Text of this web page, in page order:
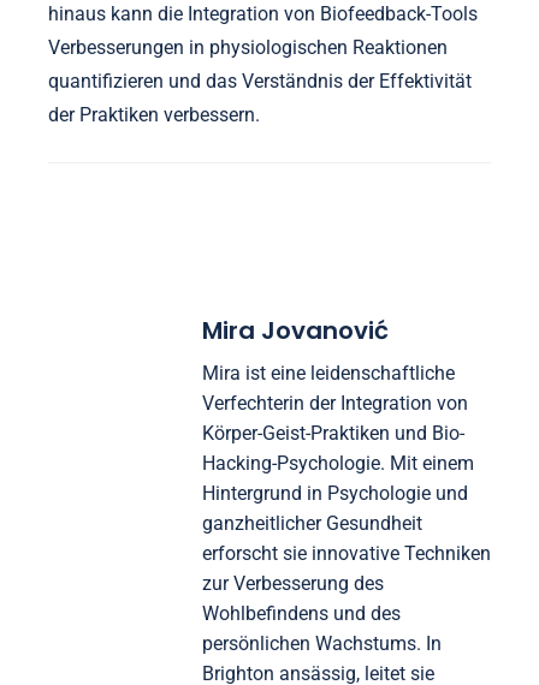
Um Fortschritte in Geist-Körper-Praktiken zu messen,
verfolgen Sie spezifische Kennzahlen wie
emotionales Wohlbefinden, körperliche Flexibilität
und geistige Klarheit über die Zeit. Regelmäßige
der Praktiken verbessern.
Mira Jovanović
Mira ist eine leidenschaftliche
Verfechterin der Integration von
Körper-Geist-Praktiken und Bio-
Hacking-Psychologie. Mit einem